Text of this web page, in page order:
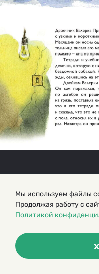
Мы используем файлы
Продолжая работу с
Политикой